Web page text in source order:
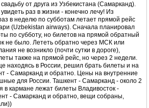
от друга из Узбекистана (Самарканд).
раз в жизни - конечно лечу! Из
в неделю по субботам летает прямой рейс
(Uzbekistan airways). Сначала планировал
по субботу, но билетов на прямой обратный
не было. Лететь обратно через МСК или
не возникло (почти сутки в дороге),
также на прямой рейс, но через 2 недели.
находясь в России, решил брать билеты и на
- Самарканд и обратно. Цены на внутренние
для России. Ташкент - Самарканд - около 2
в кармане лежат билеты Владивосток -
- Самарканд и обратно, вещи собраны,